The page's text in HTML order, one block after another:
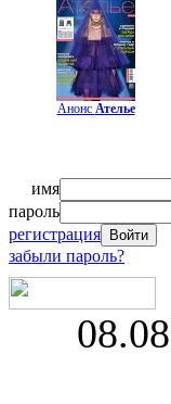
Анонс Ателье
имя
пароль
регистрация
забыли пароль?